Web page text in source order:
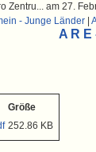
Zentru... am 27.
- Junge Länder|
A R
Größe
252.86 KB